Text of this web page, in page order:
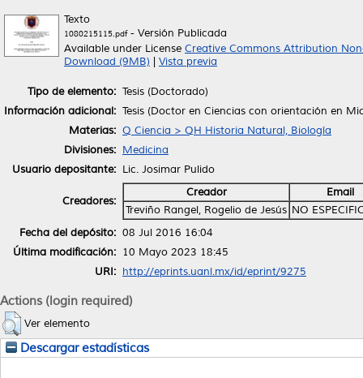
Texto
1080215115.pdf- Versión Publicada
Available under License Creative Commons Attribution
Download (9MB)
Vista previa
Tipo de elemento: Tesis (Doctorado)
Información adicional: Tesis (Doctor en Ciencias con orientación en
Materias: Q Ciencia > QH Historia Natural, Biología
Divisiones: Medicina
Usuario depositante: Lic. Josimar Pulido
Creadores:
Creador
Email
Treviño Rangel, Rogelio de Jesús NO
Fecha del depósito: 08 Jul 2016 16:04
Última modificación: 10 Mayo 2023 18:45
URI: http://eprints.uanl.mx/id/eprint/9275
Actions (login required)
Ver elemento
Descargar estadísticas